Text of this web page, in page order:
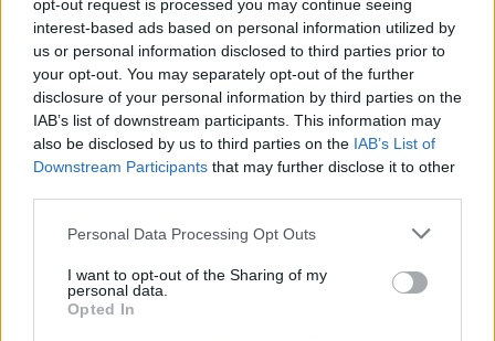
opt-out request is processed you may continue seeing
interest-based ads based on personal information utilized by
us or personal information disclosed to third parties prior to
your opt-out. You may separately opt-out of the further
disclosure of your personal information by third parties on the
IAB’s list of downstream participants. This information may
also be disclosed by us to third parties on the IAB’s List of
Downstream Participants that may further disclose it to other
Personal Data Processing Opt Outs
I want to opt-out of the Sharing of my
personal data.
Opted In
Η Toyota φέρνει νέα γενιά
μπαταριών για τα υβριδικά της
Σε κινεζική… πολιορκία η
ευρωπαϊκή
αυτοκινητοβιομηχανία
Νέο Audi A2 e-tron με στόχο την κορυφή της αποδοτικότητας
Εθνική Παίδων: Απώλεσε
έχασε 84-89 από το Ισραήλ
Ο Γιάννης Αγραβάνης στον Βίκο